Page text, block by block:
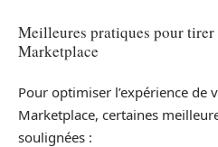
Meilleures pratiques pour tirer
Marketplace
Pour optimiser l’expérience de
Marketplace, certaines
soulignées :